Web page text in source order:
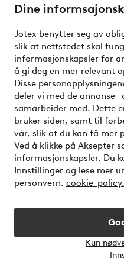
Dine
Jotex benytter seg av
slik at nettstedet skal
informasjonskapsler for
å gi deg en mer relevant
Disse
deler vi med de annonse-
samarbeider med. Dette
bruker siden, samt til
vår, slik at du kan få mer
Ved å klikke på Aksepter
informasjonskapsler. Du
Innstillinger og lese mer
personvern. cookie-policy.
Kun
Venner
Sikre betalinger -
Vil du vite mer om
elpy